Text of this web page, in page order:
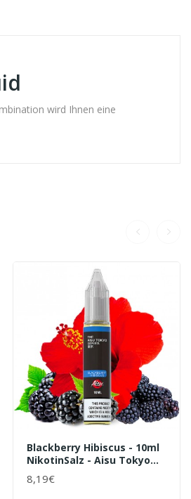
wird Ihnen eine
Blackberry Hibiscus - 10ml
NikotinSalz - Aisu Tokyo
8,19€
+ WARENKORB